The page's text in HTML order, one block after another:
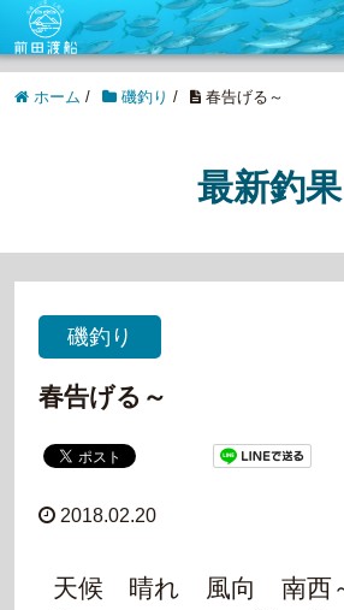
ホーム / 磯釣り / 春告げる～
最新釣果
磯釣り
春告げる～
2018.02.20
天候 晴れ 風向 南西